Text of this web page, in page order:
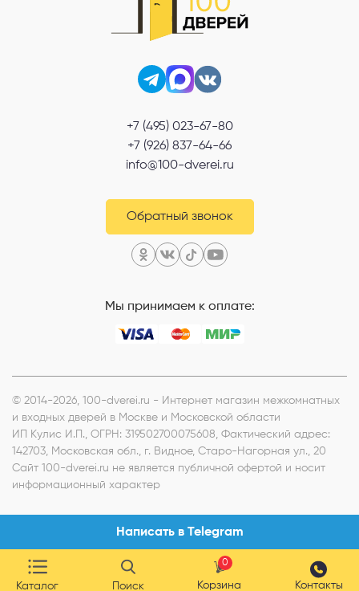
Написать в Telegram
Каталог Поиск
0
Корзина Контакты
+7 (495) 023-67-80
+7 (926) 837-64-66
info@100-dverei.ru
Обратный звонок
Мы принимаем к оплате:
© 2014-2026, 100-dverei.ru - Интернет магазин межкомнатных
и входных дверей в Москве и Московской области
ИП Кулис И.П., ОГРН: 319502700075608, Фактический адрес:
142703, Московская обл., г. Видное, Старо-Нагорная ул., 20
Сайт 100-dverei.ru не является публичной офертой и носит
информационный характер